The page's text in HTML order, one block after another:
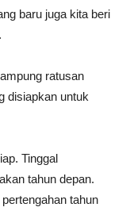
baru juga kita beri
ratusan
disiapkan untuk
Tinggal
tahun depan.
tahun